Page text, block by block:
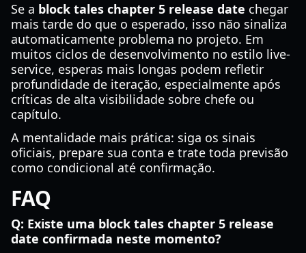
Se a block tales chapter 5 release date chegar
mais tarde do que o esperado, isso não sinaliza
automaticamente problema no projeto. Em
muitos ciclos de desenvolvimento no estilo live-
service, esperas mais longas podem refletir
profundidade de iteração, especialmente após
críticas de alta visibilidade sobre chefe ou
capítulo.
A mentalidade mais prática: siga os sinais
oficiais, prepare sua conta e trate toda previsão
como condicional até confirmação.
FAQ
Q: Existe uma block tales chapter 5 release
date confirmada neste momento?